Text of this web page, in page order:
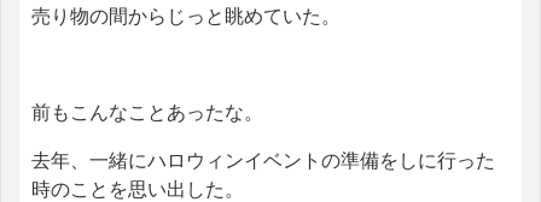
売り物の間からじっと眺めていた。
前もこんなことあったな。
去年、一緒にハロウィンイベントの準備をしに行った
時のことを思い出した。